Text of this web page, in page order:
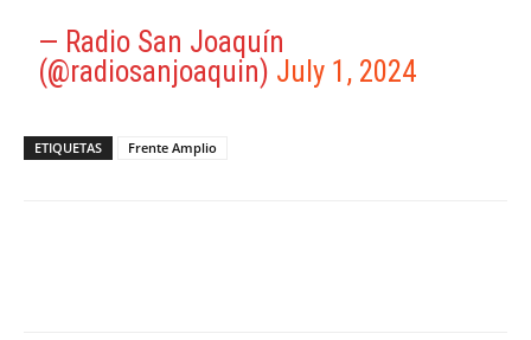
— Radio San Joaquín
(@radiosanjoaquin) July 1, 2024
ETIQUETAS Frente Amplio